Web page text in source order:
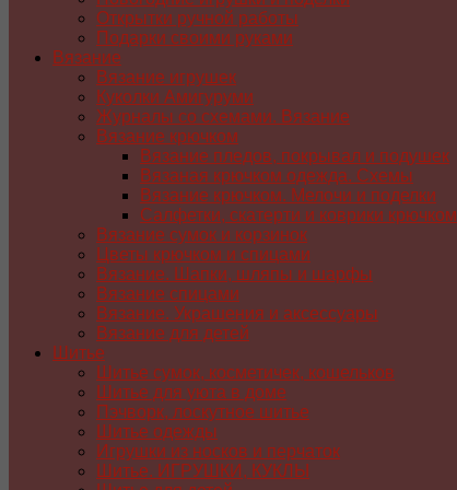
Открытки ручной работы
Подарки своими руками
Вязание
Вязание игрушек
Куколки Амигуруми
Журналы со схемами. Вязание
Вязание крючком
Вязание пледов, покрывал и подушек
Вязаная крючком одежда. Схемы
Вязание крючком. Мелочи и поделки
Салфетки, скатерти и коврики крючком
Вязание сумок и корзинок
Цветы крючком и спицами
Вязание. Шапки, шляпы и шарфы
Вязание спицами
Вязание. Украшения и аксессуары
Вязание для детей
Шитье
Шитье сумок, косметичек, кошельков
Шитье для уюта в доме
Пэчворк, лоскутное шитье
Шитье одежды
Игрушки из носков и перчаток
Шитье. ИГРУШКИ, КУКЛЫ